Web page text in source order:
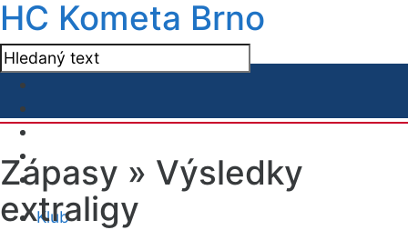
HC Kometa Brno
Klub
Zápasy » Výsledky
extraligy